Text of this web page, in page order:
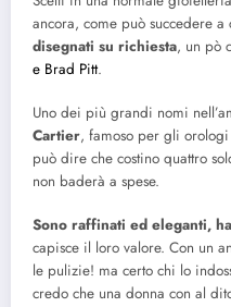
ancora, come può succedere
disegnati su richiesta, un pò
e Brad Pitt.
Uno dei più grandi nomi
Cartier, famoso per gli orologi
può dire che costino quattro
non baderà a spese.
Sono raffinati ed eleganti,
capisce il loro valore. Con un
le pulizie! ma certo chi lo
credo che una donna con al